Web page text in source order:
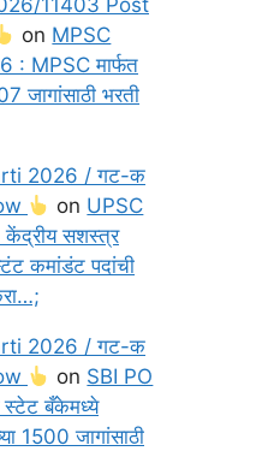
11403 Post
on MPSC
MPSC मार्फत
जागांसाठी भरती
2026 / गट-क
on UPSC
सशस्त्र
कमांडंट पदांची
2026 / गट-क
on SBI PO
बँकेमध्ये
1500 जागांसाठी